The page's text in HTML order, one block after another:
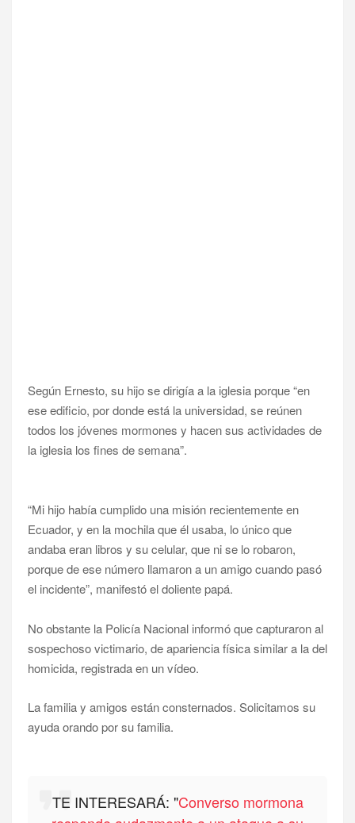
Según Ernesto, su hijo se dirigía a la iglesia porque “en
ese edificio, por donde está la universidad, se reúnen
todos los jóvenes mormones y hacen sus actividades de
la iglesia los fines de semana”.
“Mi hijo había cumplido una misión recientemente en
Ecuador, y en la mochila que él usaba, lo único que
andaba eran libros y su celular, que ni se lo robaron,
porque de ese número llamaron a un amigo cuando pasó
el incidente”, manifestó el doliente papá.
No obstante la Policía Nacional informó que capturaron al
sospechoso victimario, de apariencia física similar a la del
homicida, registrada en un vídeo.
La familia y amigos están consternados. Solicitamos su
ayuda orando por su familia.
TE INTERESARÁ: "Converso mormona